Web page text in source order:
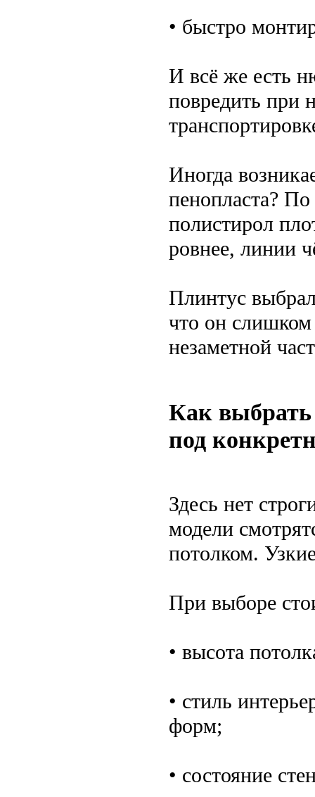
• быстро
И всё же есть
повредить при
Иногда
пенопласта?
полистирол
ровнее, линии
Плинтус
что он слишком
незаметной
Как
под
Здесь нет
модели
потолком.
При выборе
• высота
• стиль
форм;
• состояние